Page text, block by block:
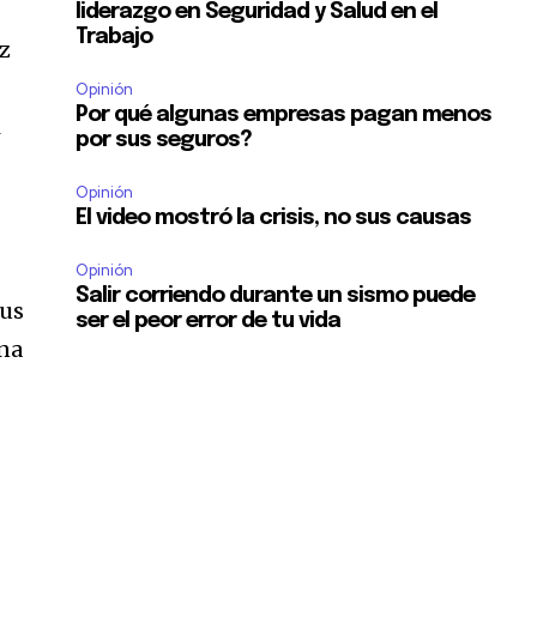
liderazgo en Seguridad y Salud en el
Trabajo
Opinión
Por qué algunas empresas pagan menos
por sus seguros?
Opinión
El video mostró la crisis, no sus causas
Opinión
Salir corriendo durante un sismo puede
ser el peor error de tu vida